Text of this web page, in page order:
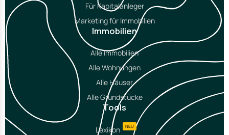
Für Kapitalanleger
Marketing für Immobilien
Immobilien
Alle Immobilien
Alle Wohnungen
Alle Häuser
Alle Grundstücke
Tools
Lexikon NEU